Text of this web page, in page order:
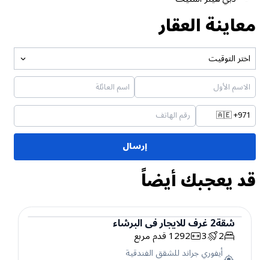
معاينة العقار
اختر التوقيت
🇦🇪+971
إرسال
قد يعجبك أيضاً
شقة
شقة2غرفللايجارفيالبرشاء
2
3
1292قدم مربع
أيفوري جراند للشقق الفندقية